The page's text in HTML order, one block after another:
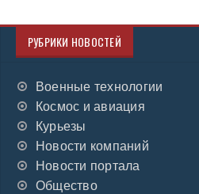
РУБРИКИ НОВОСТЕЙ
Военные технологии
Космос и авиация
Курьезы
Новости компаний
Новости портала
Общество